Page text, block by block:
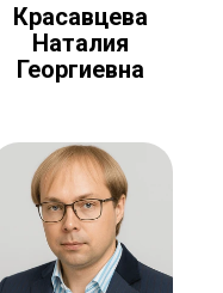
Красавцева
Наталия
Георгиевна